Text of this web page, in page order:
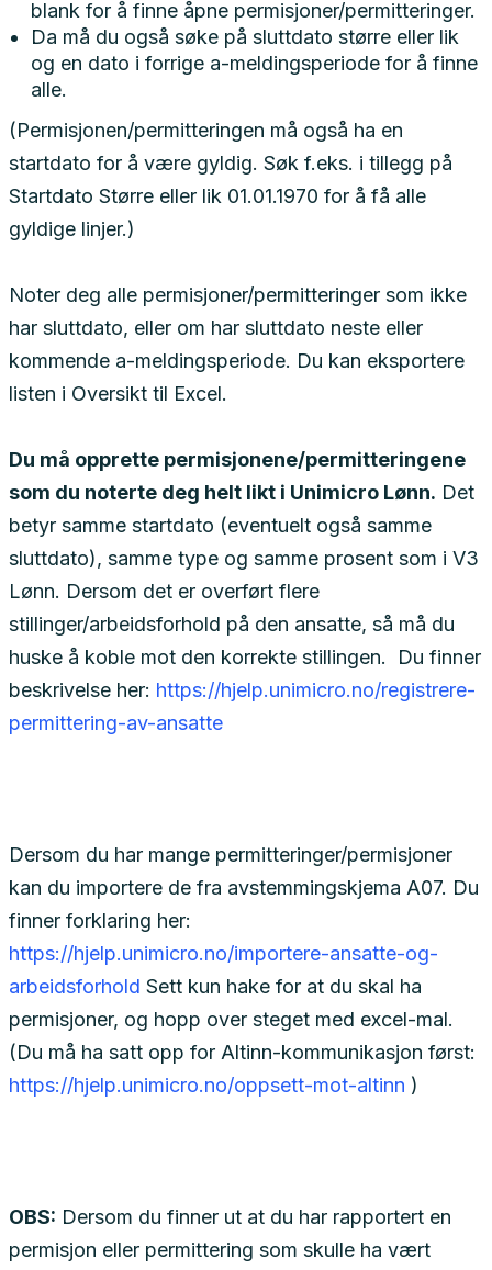
blank for å finne åpne permisjoner/permitteringer.
Da må du også søke på sluttdato større eller lik
og en dato i forrige a-meldingsperiode for å finne
alle.
(Permisjonen/permitteringen må også ha en
startdato for å være gyldig. Søk f.eks. i tillegg på
Startdato Større eller lik 01.01.1970 for å få alle
gyldige linjer.)
Noter deg alle permisjoner/permitteringer som ikke
har sluttdato, eller om har sluttdato neste eller
kommende a-meldingsperiode. Du kan eksportere
listen i Oversikt til Excel.
Du må opprette permisjonene/permitteringene
som du noterte deg helt likt i Unimicro Lønn. Det
betyr samme startdato (eventuelt også samme
sluttdato), samme type og samme prosent som i V3
Lønn. Dersom det er overført flere
stillinger/arbeidsforhold på den ansatte, så må du
huske å koble mot den korrekte stillingen. Du finner
beskrivelse her: https://hjelp.unimicro.no/registrere-
permittering-av-ansatte
Dersom du har mange permitteringer/permisjoner
kan du importere de fra avstemmingskjema A07. Du
finner forklaring her:
https://hjelp.unimicro.no/importere-ansatte-og-
arbeidsforhold Sett kun hake for at du skal ha
permisjoner, og hopp over steget med excel-mal.
(Du må ha satt opp for Altinn-kommunikasjon først:
https://hjelp.unimicro.no/oppsett-mot-altinn )
OBS: Dersom du finner ut at du har rapportert en
permisjon eller permittering som skulle ha vært